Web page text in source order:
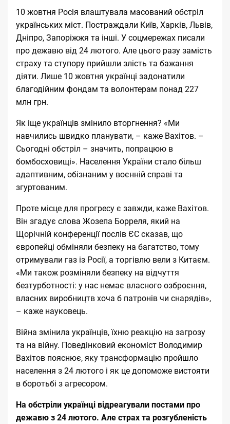
10 жовтня Росія влаштувала масований обстріл
українських міст. Постраждали Київ, Харків, Львів,
Дніпро, Запоріжжя та інші. У соцмережах писали
про дежавю від 24 лютого. Але цього разу замість
страху та ступору прийшли злість та бажання
діяти. Лише 10 жовтня українці задонатили
благодійним фондам та волонтерам понад 227
млн ​​грн.
Як іще українців змінило вторгнення? «Ми
навчились швидко планувати, – каже Вахітов. –
Сьогодні обстріл – значить, попрацюю в
бомбосховищі». Населення України стало більш
адаптивним, обізнаним у воєнній справі та
згуртованим.
Проте місце для прогресу є завжди, каже Вахітов.
Він згадує слова Жозепа Борреля, який на
Щорічній конференції послів ЄС сказав, що
європейці обміняли безпеку на багатство, тому
отримували газ із Росії, а торгівлю вели з Китаєм.
«Ми також розміняли безпеку на відчуття
безтурботності: у нас немає власного озброєння,
власних виробництв хоча б патронів чи снарядів»,
– каже науковець.
Війна змінила українців, їхню реакцію на загрозу
та на війну. Поведінковий економіст Володимир
Вахітов пояснює, яку трансформацію пройшло
населення з 24 лютого і як це допоможе вистояти
в боротьбі з агресором.
На обстріли українці відреагували постами про
дежавю з 24 лютого. Але страх та розгубленість